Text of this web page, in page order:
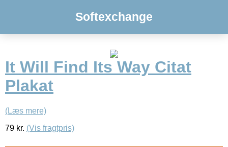
Softexchange
It Will Find Its Way Citat
Plakat
(Læs mere)
79 kr. (Vis fragtpris)